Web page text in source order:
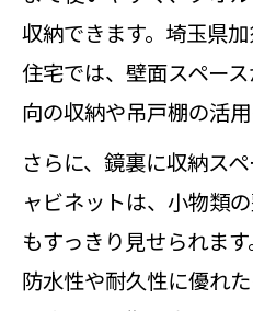
洗面所と浴室
対策も万全なポ
リフォーム成功の
あり
洗面所と浴室
びが重要な理由
洗面所と浴室
収納できます。埼玉県
住宅では、壁面スペー
向の収納や吊戸棚の活用
さらに、鏡裏に収納ス
ャビネットは、小物類
もすっきり見せられます
防水性や耐久性に優れ